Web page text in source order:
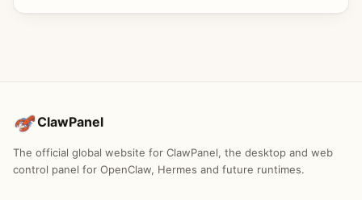
ClawPanel
The official global website for ClawPanel, the desktop and web
control panel for OpenClaw, Hermes and future runtimes.